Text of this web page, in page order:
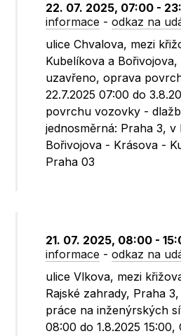
22. 07. 2025, 07:00 -
informace -odkaz na
ulice Chvalova, mezi
Kubelíkova a
uzavřeno, oprava
22.7.2025 07:00 do
povrchu vozovky -
jednosměrná: Praha 3,
Bořivojova - Krásova -
Praha 03
21. 07. 2025, 08:00 -
informace -odkaz na
ulice Vlkova, mezi
Rajské zahrady, Praha
práce na inženýrských
08:00 do 1.8.2025